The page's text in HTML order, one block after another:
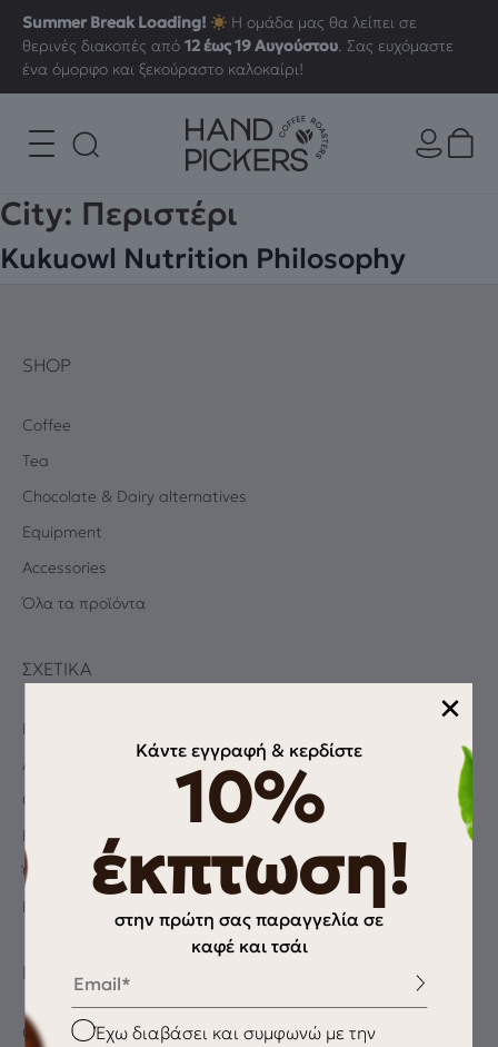
Summer Break Loading!
Η ομάδα μας θα λείπει σε
θερινές διακοπές από12 έως 19 Αυγούστου. Σας ευχόμαστε
ένα όμορφο και ξεκούραστο καλοκαίρι!
City: Περιστέρι
Kukuowl Nutrition Philosophy
×
Κάντε εγγραφή & κερδίστε
10%
έκπτωση!
στην πρώτη σας παραγγελία σε
καφέ και τσάι
Email
Checkbox
Έχω διαβάσει και συμφωνώ με την
SHOP
Coffee
Tea
Chocolate & Dairy alternatives
Equipment
Accessories
Όλα τα προϊόντα
ΣΧΕΤΙΚΆ
Blog
Albums
Coffee Quiz
Πολιτική Απορρήτου
Όροι χρήσης
Επικοινωνία
ΠΛΗΡΟΦΟΡΊΕΣ
Ο λογαριασμός μου